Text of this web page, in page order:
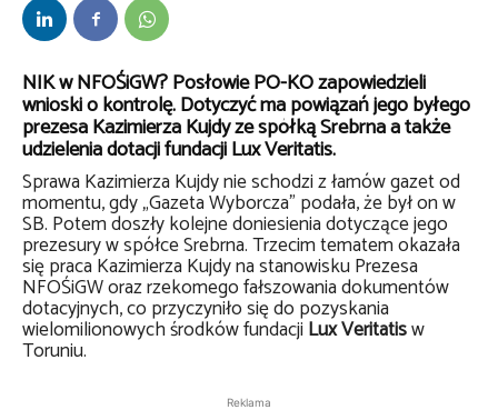
NIK w NFOŚiGW? Posłowie PO-KO zapowiedzieli
wnioski o kontrolę. Dotyczyć ma powiązań jego byłego
prezesa Kazimierza Kujdy ze spółką Srebrna a także
udzielenia dotacji fundacji Lux Veritatis.
Sprawa Kazimierza Kujdy nie schodzi z łamów gazet od
momentu, gdy „Gazeta Wyborcza” podała, że był on w
SB. Potem doszły kolejne doniesienia dotyczące jego
prezesury w spółce Srebrna. Trzecim tematem okazała
się praca Kazimierza Kujdy na stanowisku Prezesa
NFOŚiGW oraz rzekomego fałszowania dokumentów
dotacyjnych, co przyczyniło się do pozyskania
wielomilionowych środków fundacjiLux Veritatisw
Toruniu.
Reklama